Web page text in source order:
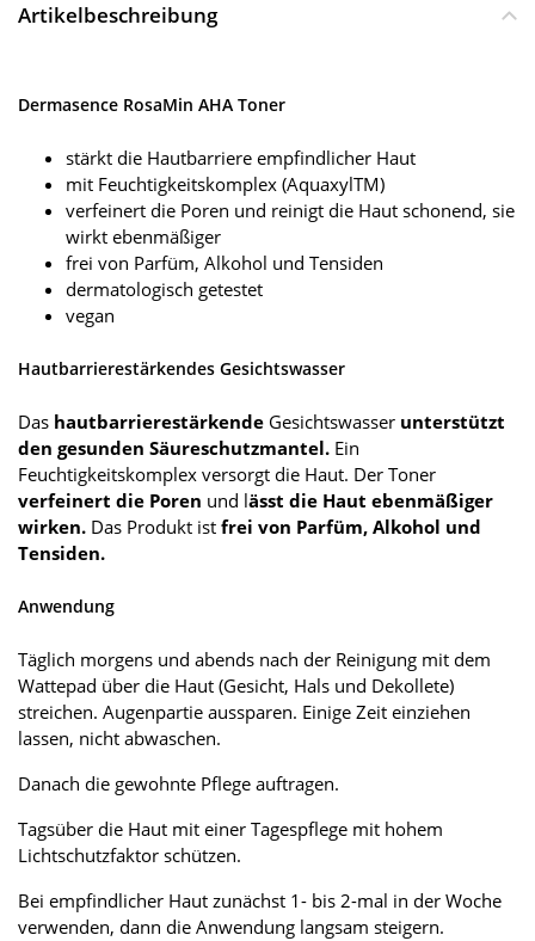
Artikelbeschreibung
Dermasence RosaMin AHA Toner
stärkt die Hautbarriere empfindlicher Haut
mit Feuchtigkeitskomplex (AquaxylTM)
verfeinert die Poren und reinigt die Haut schonend, sie
wirkt ebenmäßiger
frei von Parfüm, Alkohol und Tensiden
dermatologisch getestet
vegan
Hautbarrierestärkendes Gesichtswasser
Das hautbarrierestärkende Gesichtswasser unterstützt
den gesunden Säureschutzmantel. Ein
Feuchtigkeitskomplex versorgt die Haut. Der Toner
verfeinert die Poren und lässt die Haut ebenmäßiger
wirken. Das Produkt ist frei von Parfüm, Alkohol und
Tensiden.
Anwendung
Täglich morgens und abends nach der Reinigung mit dem
Wattepad über die Haut (Gesicht, Hals und Dekollete)
streichen. Augenpartie aussparen. Einige Zeit einziehen
lassen, nicht abwaschen.
Danach die gewohnte Pflege auftragen.
Tagsüber die Haut mit einer Tagespflege mit hohem
Lichtschutzfaktor schützen.
Bei empfindlicher Haut zunächst 1- bis 2-mal in der Woche
verwenden, dann die Anwendung langsam steigern.